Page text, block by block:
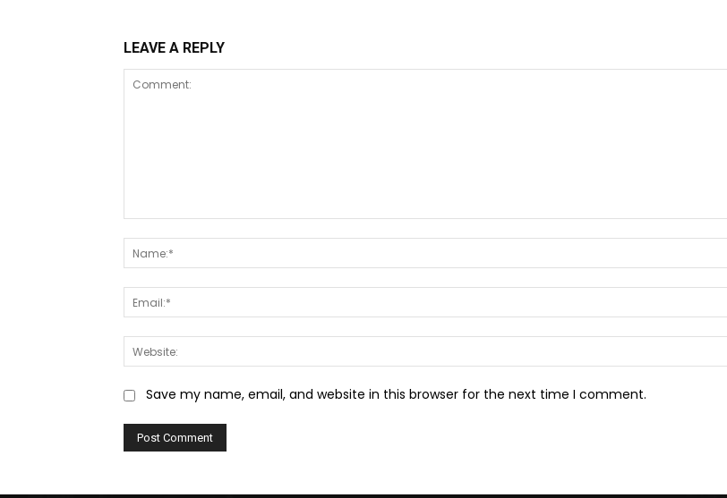
LEAVE A REPLY
Save my name, email, and website in this browser for the next time I comment.